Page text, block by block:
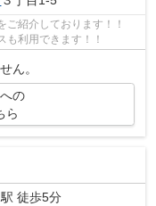
ご紹介しております！！
利用できます！！
ん。
の
ら
駅 徒歩5分